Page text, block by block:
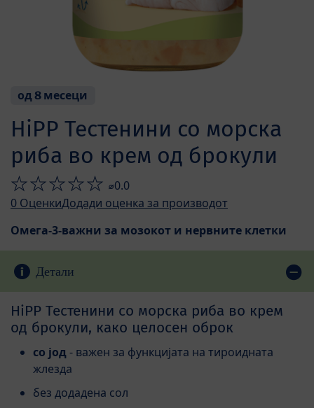
од 8 месеци
HiPP Тестенини со морска
риба во крем од брокули
⌀0.0
0 ОценкиДодади оценка за производот
Омега-3-важни за мозокот и нервните клетки
Детали
HiPP Тестенини со морска риба во крем
од брокули, како целосен оброк
со јод- важен за функцијата на тироидната
жлезда
без додадена сол